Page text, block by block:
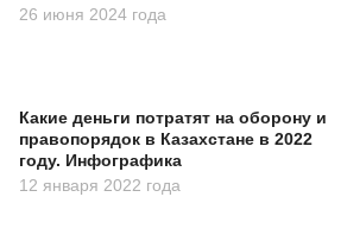
26 июня 2024 года
Какие деньги потратят на оборону и
правопорядок в Казахстане в 2022
году. Инфографика
12 января 2022 года